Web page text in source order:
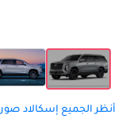
أنظر الجميع إسكالاد صور